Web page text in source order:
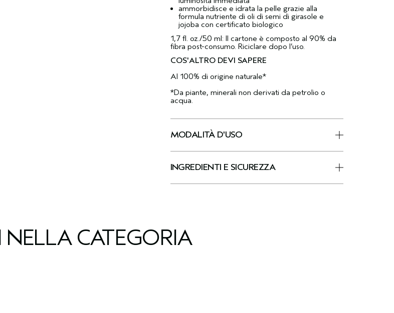
ammorbidisce e idrata la pelle grazie alla
formula nutriente di oli di semi di girasole e
jojoba con certificato biologico
1,7 fl. oz./50 ml: Il cartone è composto al 90% da
fibra post-consumo. Riciclare dopo l’uso.
COS'ALTRO DEVI SAPERE
Al 100% di origine naturale*
*Da piante, minerali non derivati da petrolio o
acqua.
MODALITÀ D'USO
INGREDIENTI E SICUREZZA
NELLA CATEGORIA